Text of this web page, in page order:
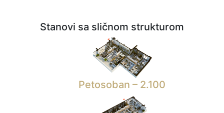
Stanovi sa sličnom strukturom
Petosoban – 2.100